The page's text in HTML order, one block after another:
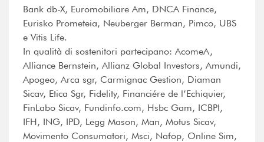
Bank db-X, Euromobiliare Am, DNCA Finance,
Eurisko Prometeia, Neuberger Berman, Pimco, UBS
e Vitis Life.
In qualità di sostenitori partecipano: AcomeA,
Alliance Bernstein, Allianz Global Investors, Amundi,
Apogeo, Arca sgr, Carmignac Gestion, Diaman
Sicav, Etica Sgr, Fidelity, Financiére de l’Echiquier,
FinLabo Sicav, Fundinfo.com, Hsbc Gam, ICBPI,
IFH, ING, IPD, Legg Mason, Man, Motus Sicav,
Movimento Consumatori, Msci, Nafop, Online Sim,